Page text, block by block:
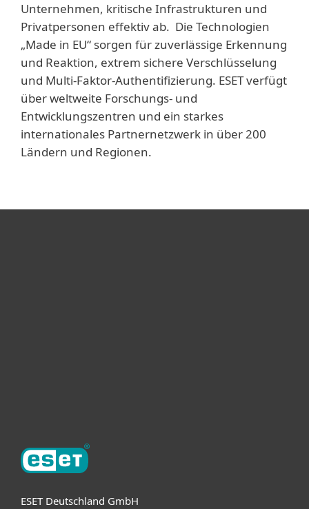
Unternehmen, kritische Infrastrukturen und
Privatpersonen effektiv ab. Die Technologien
„Made in EU“ sorgen für zuverlässige Erkennung
und Reaktion, extrem sichere Verschlüsselung
und Multi-Faktor-Authentifizierung. ESET verfügt
über weltweite Forschungs- und
Entwicklungszentren und ein starkes
internationales Partnernetzwerk in über 200
Ländern und Regionen.
ESET Deutschland GmbH